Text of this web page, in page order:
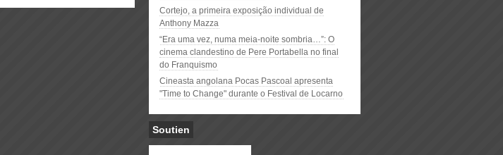
Cortejo, a primeira exposição individual de
Anthony Mazza
“Era uma vez, numa meia-noite sombria…”: O
cinema clandestino de Pere Portabella no final
do Franquismo
Cineasta angolana Pocas Pascoal apresenta
"Time to Change" durante o Festival de Locarno
Soutien